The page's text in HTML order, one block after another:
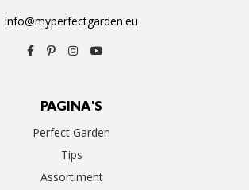
info@myperfectgarden.eu
PAGINA'S
Perfect Garden
Tips
Assortiment